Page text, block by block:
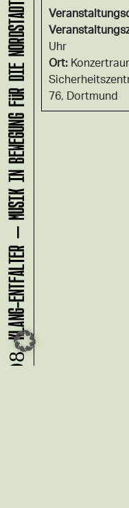
Uhr
Ort:
76, Dortmund
08.08.
KLANG-ENTFALTER – MUSIK IN BEWEGUNG FÜR DIE NORDSTADT